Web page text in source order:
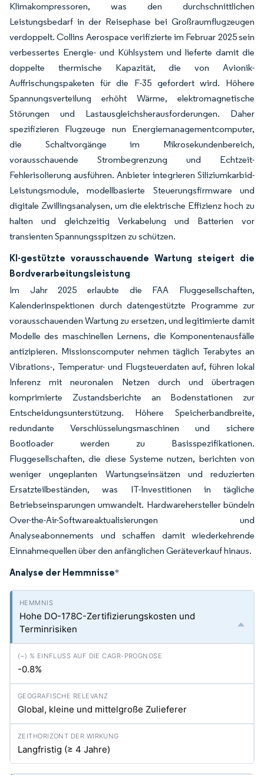
Klimakompressoren, was den durchschnittlichen
Leistungsbedarf in der Reisephase bei Großraumflugzeugen
verdoppelt. Collins Aerospace verifizierte im Februar 2025 sein
verbessertes Energie- und Kühlsystem und lieferte damit die
doppelte thermische Kapazität, die von Avionik-
Auffrischungspaketen für die F-35 gefordert wird. Höhere
Spannungsverteilung erhöht Wärme, elektromagnetische
Störungen und Lastausgleichsherausforderungen. Daher
spezifizieren Flugzeuge nun Energiemanagementcomputer,
die Schaltvorgänge im Mikrosekundenbereich,
vorausschauende Strombegrenzung und Echtzeit-
Fehlerisolierung ausführen. Anbieter integrieren Siliziumkarbid-
Leistungsmodule, modellbasierte Steuerungsfirmware und
digitale Zwillingsanalysen, um die elektrische Effizienz hoch zu
halten und gleichzeitig Verkabelung und Batterien vor
transienten Spannungsspitzen zu schützen.
KI-gestützte vorausschauende Wartung steigert die
Bordverarbeitungsleistung
Im Jahr 2025 erlaubte die FAA Fluggesellschaften,
Kalenderinspektionen durch datengestützte Programme zur
vorausschauenden Wartung zu ersetzen, und legitimierte damit
Modelle des maschinellen Lernens, die Komponentenausfälle
antizipieren. Missionscomputer nehmen täglich Terabytes an
Vibrations-, Temperatur- und Flugsteuerdaten auf, führen lokal
Inferenz mit neuronalen Netzen durch und übertragen
komprimierte Zustandsberichte an Bodenstationen zur
Entscheidungsunterstützung. Höhere Speicherbandbreite,
redundante Verschlüsselungsmaschinen und sichere
Bootloader werden zu Basisspezifikationen.
Fluggesellschaften, die diese Systeme nutzen, berichten von
weniger ungeplanten Wartungseinsätzen und reduzierten
Ersatzteilbeständen, was IT-Investitionen in tägliche
Betriebseinsparungen umwandelt. Hardwarehersteller bündeln
Over-the-Air-Softwareaktualisierungen und
Analyseabonnements und schaffen damit wiederkehrende
Einnahmequellen über den anfänglichen Geräteverkauf hinaus.
Analyse der Hemmnisse*
Hohe DO-178C-Zertifizierungskosten und
Terminrisiken
-0.8%
Global, kleine und mittelgroße Zulieferer
Langfristig (≥ 4 Jahre)